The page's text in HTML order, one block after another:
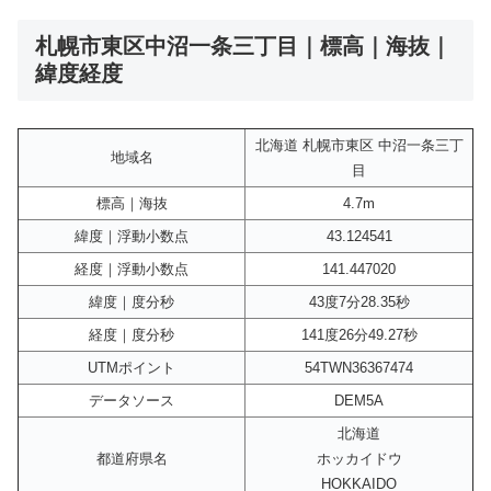
札幌市東区中沼一条三丁目｜標高｜海抜｜
緯度経度
地域名
北海道 札幌市東区 中沼一条三丁
目
標高｜海抜
4.7m
緯度｜浮動小数点
43.124541
経度｜浮動小数点
141.447020
緯度｜度分秒
43度7分28.35秒
経度｜度分秒
141度26分49.27秒
UTMポイント
54TWN36367474
データソース
DEM5A
都道府県名
北海道
ホッカイドウ
HOKKAIDO